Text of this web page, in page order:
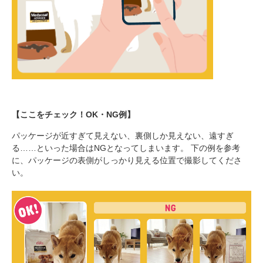
【ここをチェック！OK・NG例】
パッケージが近すぎて見えない、裏側しか見えない、遠すぎ
る……といった場合はNGとなってしまいます。 下の例を参考
に、パッケージの表側がしっかり見える位置で撮影してくださ
い。